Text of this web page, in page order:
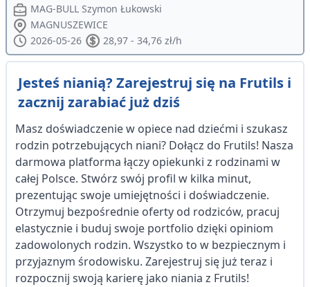
MAG-BULL Szymon Łukowski
MAGNUSZEWICE
2026-05-26
28,97 - 34,76 zł/h
Jesteś nianią? Zarejestruj się na Frutils i
zacznij zarabiać już dziś
Masz doświadczenie w opiece nad dziećmi i szukasz
rodzin potrzebujących niani? Dołącz do Frutils! Nasza
darmowa platforma łączy opiekunki z rodzinami w
całej Polsce. Stwórz swój profil w kilka minut,
prezentując swoje umiejętności i doświadczenie.
Otrzymuj bezpośrednie oferty od rodziców, pracuj
elastycznie i buduj swoje portfolio dzięki opiniom
zadowolonych rodzin. Wszystko to w bezpiecznym i
przyjaznym środowisku. Zarejestruj się już teraz i
rozpocznij swoją karierę jako niania z Frutils!